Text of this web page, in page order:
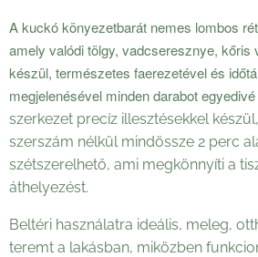
A kuckó könyezetbarát nemes lombos
amely valódi tölgy, vadcseresznye, kőris
készül, természetes faerezetével és
megjelenésével minden darabot
szerkezet precíz illesztésekkel
szerszám nélkül mindössze 2 perc
szétszerelhető, ami megkönnyíti a
áthelyezést.
Beltéri használatra ideális, meleg,
teremt a lakásban, miközben